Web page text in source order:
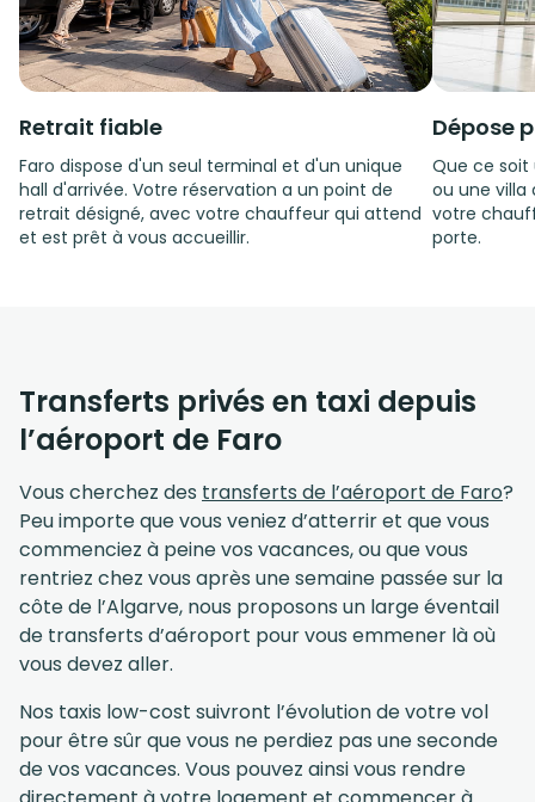
Retrait fiable
Faro dispose d'un seul terminal et d'un unique
hall d'arrivée. Votre réservation a un point de
retrait désigné, avec votre chauffeur qui attend
et est prêt à vous accueillir.
Dépose
Que ce soit
ou une villa
votre
porte.
Transferts privés en taxi depuis
l’aéroport de Faro
Vous cherchez des transferts de l’aéroport de Faro?
Peu importe que vous veniez d’atterrir et que vous
commenciez à peine vos vacances, ou que vous
rentriez chez vous après une semaine passée sur la
côte de l’Algarve, nous proposons un large éventail
de transferts d’aéroport pour vous emmener là où
vous devez aller.
Nos taxis low-cost suivront l’évolution de votre vol
pour être sûr que vous ne perdiez pas une seconde
de vos vacances. Vous pouvez ainsi vous rendre